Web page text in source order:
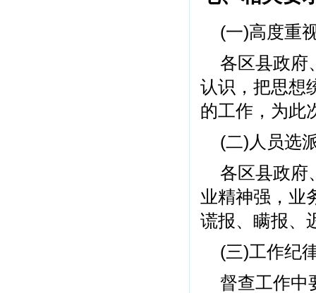
(一)高度重
各区县政府
认识，把思想
的工作，为此
(二)人员选
各区县政府
业精神强，业
谎报、瞒报、
(三)工作纪
督查工作中